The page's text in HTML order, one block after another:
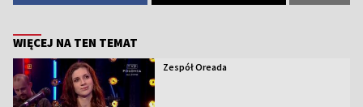
WIĘCEJ NA TEN TEMAT
Zespół Oreada